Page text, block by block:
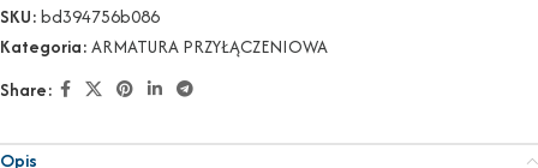
SKU:bd394756b086
Kategoria:ARMATURA PRZYŁĄCZENIOWA
Share:
Opis